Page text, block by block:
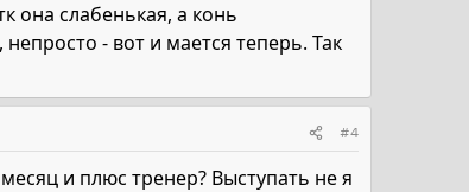
она слабенькая, а конь
- вот и мается теперь. Так
#4
и плюс тренер? Выступать не я